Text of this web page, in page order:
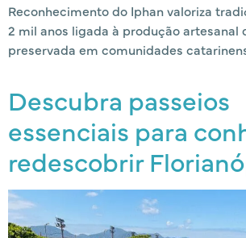
Reconhecimento do Iphan valoriza
2 mil anos ligada à produção artesanal
preservada em comunidades
Descubra passeios
essenciais para
redescobrir